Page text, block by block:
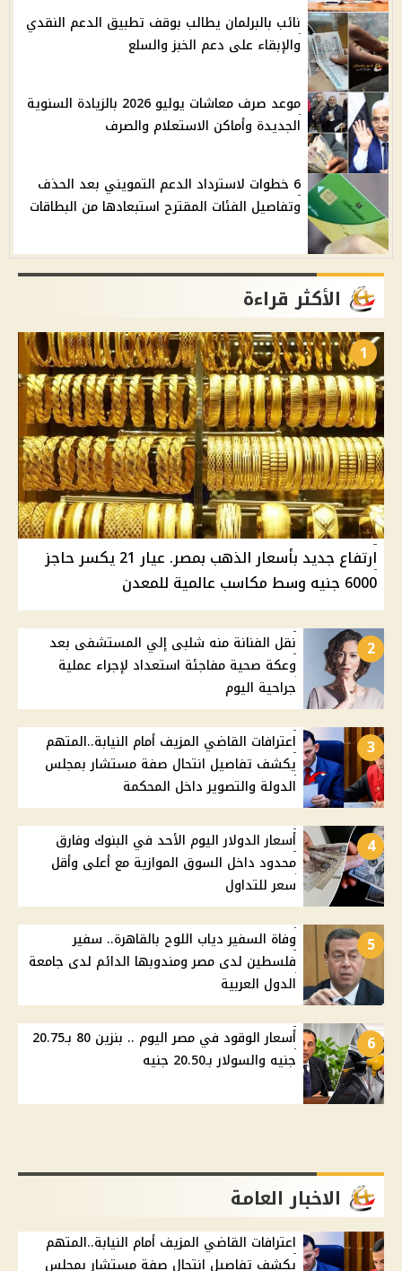
نائب بالبرلمان يطالب بوقف تطبيق الدعم النقدي
والإبقاء على دعم الخبز والسلع
موعد صرف معاشات يوليو 2026 بالزيادة السنوية
الجديدة وأماكن الاستعلام والصرف
6 خطوات لاسترداد الدعم التمويني بعد الحذف
وتفاصيل الفئات المقترح استبعادها من البطاقات
الأكثر قراءة
1
ارتفاع جديد بأسعار الذهب بمصر. عيار 21 يكسر حاجز
6000 جنيه وسط مكاسب عالمية للمعدن
2
نقل الفنانة منه شلبى إلي المستشفى بعد
وعكة صحية مفاجئة استعداد لإجراء عملية
جراحية اليوم
3
اعترافات القاضي المزيف أمام النيابة..المتهم
يكشف تفاصيل انتحال صفة مستشار بمجلس
الدولة والتصوير داخل المحكمة
4
أسعار الدولار اليوم الأحد في البنوك وفارق
محدود داخل السوق الموازية مع أعلى وأقل
سعر للتداول
5
وفاة السفير دياب اللوح بالقاهرة.. سفير
فلسطين لدى مصر ومندوبها الدائم لدى جامعة
الدول العربية
6
أسعار الوقود في مصر اليوم .. بنزين 80 بـ20.75
جنيه والسولار بـ20.50 جنيه
الاخبار العامة
اعترافات القاضي المزيف أمام النيابة..المتهم
يكشف تفاصيل انتحال صفة مستشار بمجلس